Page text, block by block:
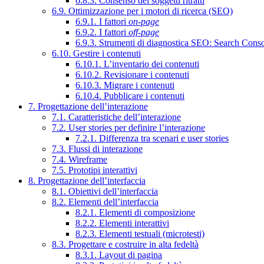
6.9. Ottimizzazione per i motori di ricerca (SEO)
6.9.1. I fattori on-page
6.9.2. I fattori off-page
6.9.3. Strumenti di diagnostica SEO: Search
6.10. Gestire i contenuti
6.10.1. L’inventario dei contenuti
6.10.2. Revisionare i contenuti
6.10.3. Migrare i contenuti
6.10.4. Pubblicare i contenuti
7. Progettazione dell’interazione
7.1. Caratteristiche dell’interazione
7.2. User stories per definire l’interazione
7.2.1. Differenza tra scenari e user stories
7.3. Flussi di interazione
7.4. Wireframe
7.5. Prototipi interattivi
8. Progettazione dell’interfaccia
8.1. Obiettivi dell’interfaccia
8.2. Elementi dell’interfaccia
8.2.1. Elementi di composizione
8.2.2. Elementi interattivi
8.2.3. Elementi testuali (microtesti)
8.3. Progettare e costruire in alta fedeltà
8.3.1. Layout di pagina